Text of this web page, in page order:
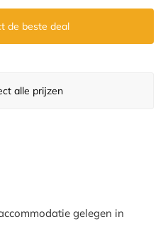
de beste deal
alle prijzen
gelegen in